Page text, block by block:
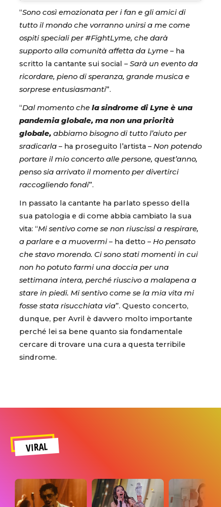
“Sono così emozionata per i fan e gli amici di
tutto il mondo che vorranno unirsi a me come
ospiti speciali per #FightLyme, che darà
supporto alla comunità affetta da Lyme – ha
scritto la cantante sui social – Sarà un evento da
ricordare, pieno di speranza, grande musica e
sorprese entusiasmanti”.
“Dal momento che la sindrome di Lyne è una
pandemia globale, ma non una priorità
globale, abbiamo bisogno di tutto l’aiuto per
sradicarla – ha proseguito l’artista – Non potendo
portare il mio concerto alle persone, quest’anno,
penso sia arrivato il momento per divertirci
raccogliendo fondi”.
In passato la cantante ha parlato spesso della
sua patologia e di come abbia cambiato la sua
vita: “Mi sentivo come se non riuscissi a respirare,
a parlare e a muovermi– ha detto – Ho pensato
che stavo morendo. Ci sono stati momenti in cui
non ho potuto farmi una doccia per una
settimana intera, perché riuscivo a malapena a
stare in piedi. Mi sentivo come se la mia vita mi
fosse stata risucchiata via”. Questo concerto,
dunque, per Avril è davvero molto importante
perché lei sa bene quanto sia fondamentale
cercare di trovare una cura a questa terribile
sindrome.
VIRAL